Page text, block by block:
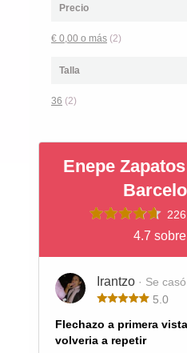
Precio
€ 0,00 o más (2)
Talla
36 (2)
Enepe
4.7
Irantzo · Se
5.0
Flechazo a primera
volveria a repetir